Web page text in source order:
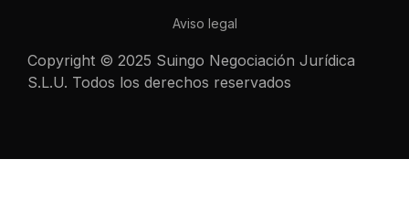
Copyright © 2025 Suingo Negociación Jurídica
S.L.U. Todos los derechos reservados
Aviso legal